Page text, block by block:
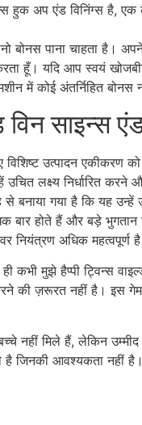
हुक अप एंड विनिंग्स है,
बोनस पाना
हूँ। यदि आप स्वयं
में कोई अंतर्निहित बोनस
विन साइन्स
उत्पादन एकीकरण
लक्ष्य निर्धारित
गया है कि यह उन्हें
बार होते हैं और बड़े भुगतान
नियंत्रण अधिक महत्वपूर्ण
कभी मुझे हैप्पी ट्विन्स
की ज़रूरत नहीं है। इस
नहीं मिले हैं, लेकिन
है जिनकी आवश्यकता नहीं है।